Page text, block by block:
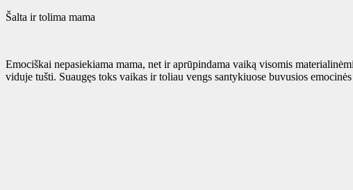
Šalta ir tolima mama
Emociškai nepasiekiama mama, net ir aprūpindama vaiką visomis
viduje tušti. Suaugęs toks vaikas ir toliau vengs santykiuose buvusios